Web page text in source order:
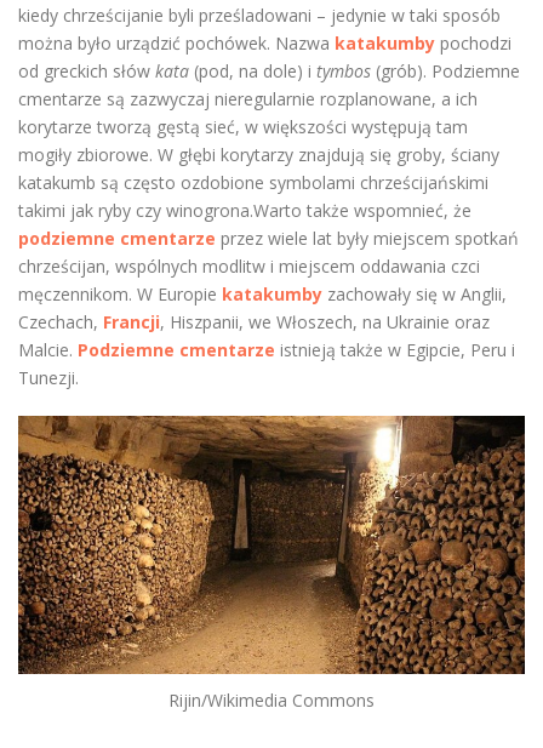
kiedy chrześcijanie byli prześladowani – jedynie w taki sposób
można było urządzić pochówek. Nazwa katakumby pochodzi
od greckich słów kata (pod, na dole) i tymbos (grób). Podziemne
cmentarze są zazwyczaj nieregularnie rozplanowane, a ich
korytarze tworzą gęstą sieć, w większości występują tam
mogiły zbiorowe. W głębi korytarzy znajdują się groby, ściany
katakumb są często ozdobione symbolami chrześcijańskimi
takimi jak ryby czy winogrona.Warto także wspomnieć, że
podziemne cmentarze przez wiele lat były miejscem spotkań
chrześcijan, wspólnych modlitw i miejscem oddawania czci
męczennikom. W Europie katakumby zachowały się w Anglii,
Czechach, Francji, Hiszpanii, we Włoszech, na Ukrainie oraz
Malcie. Podziemne cmentarze istnieją także w Egipcie, Peru i
Tunezji.
Rijin/Wikimedia Commons